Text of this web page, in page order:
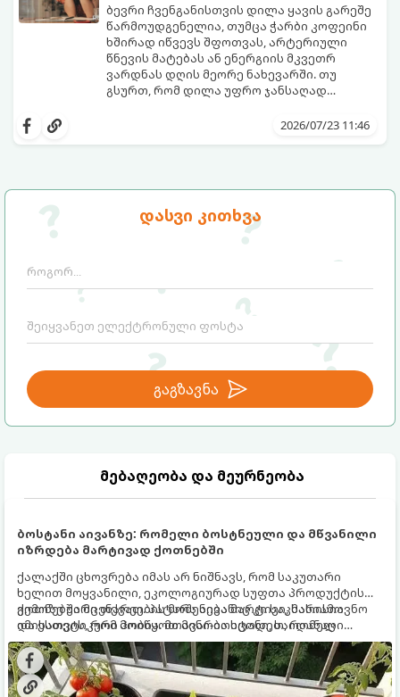
დასვი კითხვა
გაგზავნა
მებაღეობა და მეურნეობა
ბოსტანი აივანზე: რომელი ბოსტნეული და მწვანილი
იზრდება მარტივად ქოთნებში
ქალაქში ცხოვრება იმას არ ნიშნავს, რომ საკუთარი
ხელით მოყვანილი, ეკოლოგიურად სუფთა პროდუქტის
გემოზე უარი თქვათ. პატარა აივანიც კი საკმარისია
იმისათვის, რომ მოიწყოთ მინი-ბოსტანი, საიდანაც
ყოველდღიურად ახალ, არომატულ მწვანილსა და
ბოსტნეულს მოკრეფთ.
ქოთნებში მცენარეების მოშენება მარტივი, სასიამოვნო
და ესთეტიკური ჰობია. მთავარია იცოდეთ, რომელი
კულტურები ეგუებიან ქოთნის პირობებს ყველაზე კარგად
და როგორ მოუაროთ მათ სწორად.
ბევრი ჩვენგანისთვის დილა ყავის გარეშე
წარმოუდგენელია, თუმცა ჭარბი კოფეინი
ხშირად იწვევს შფოთვას, არტერიული
წნევის მატებას ან ენერგიის მკვეთრ
ვარდნას დღის მეორე ნახევარში. თუ
გსურთ, რომ დილა უფრო ჯანსაღად
შეინარჩუნოთ, ექსპერტები ყავის სამ
თქვენთვის სასურველი სასმელი:2026/07/23 11:46